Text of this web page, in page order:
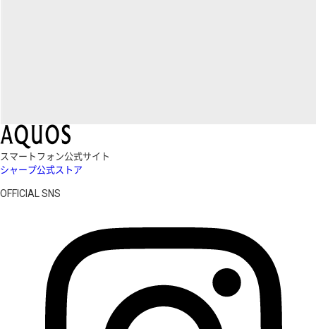
スマートフォン公式サイト
シャープ公式ストア
OFFICIAL SNS